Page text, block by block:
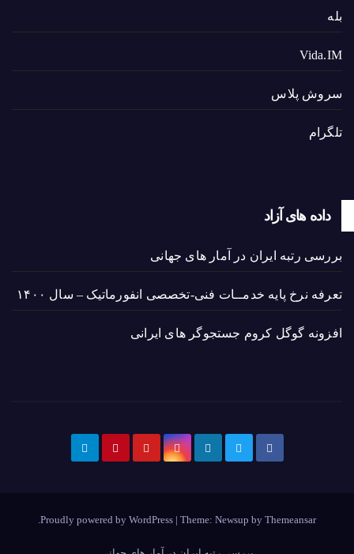
بله
Vida.IM
سروش پلاس
تلگرام
داده های آزاد
بررسی رتبه ایران در آمار های جهانی
تعرفه نرخ پایه خدمــات فنی-تخصصی انفورماتیک – سال ۱۴۰۰
افزونه گوگل کروم جستجوگر های ایرانی
Proudly powered by WordPress | Theme: Newsup by Themeansar
.